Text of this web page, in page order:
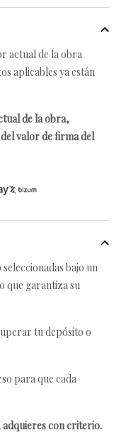
actual de la obra
aplicables ya están
de la obra,
valor de firma del
bajo un
que garantiza su
tu depósito o
para que cada
adquieres con criterio.